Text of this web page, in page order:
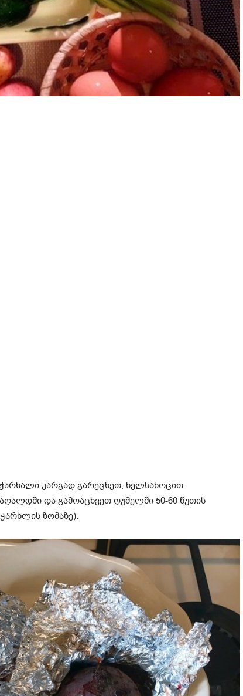
კარგად გარეცხეთ, ხელსახოცით
და გამოაცხვეთ ღუმელში 50-60 წუთის
ზომაზე).